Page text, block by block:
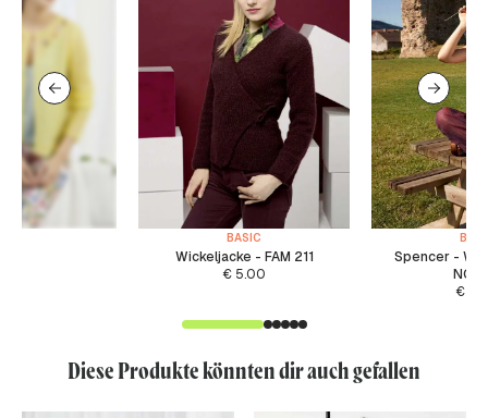
BASIC
Wickeljacke - FAM 211
€ 5.00
Spencer -
€
Diese Produkte könnten dir auch gefallen